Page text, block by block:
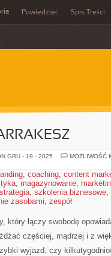
Powiedzieć Spis Treści
GRU - 19 - 2025
MOŻLIWOŚĆ
, coaching, content
, magazynowanie,
strategia, szkolenia biznesowe,
zasobami, zespół
który łączy swobodę
częściej, mądrzej i z
wyjazd, czy